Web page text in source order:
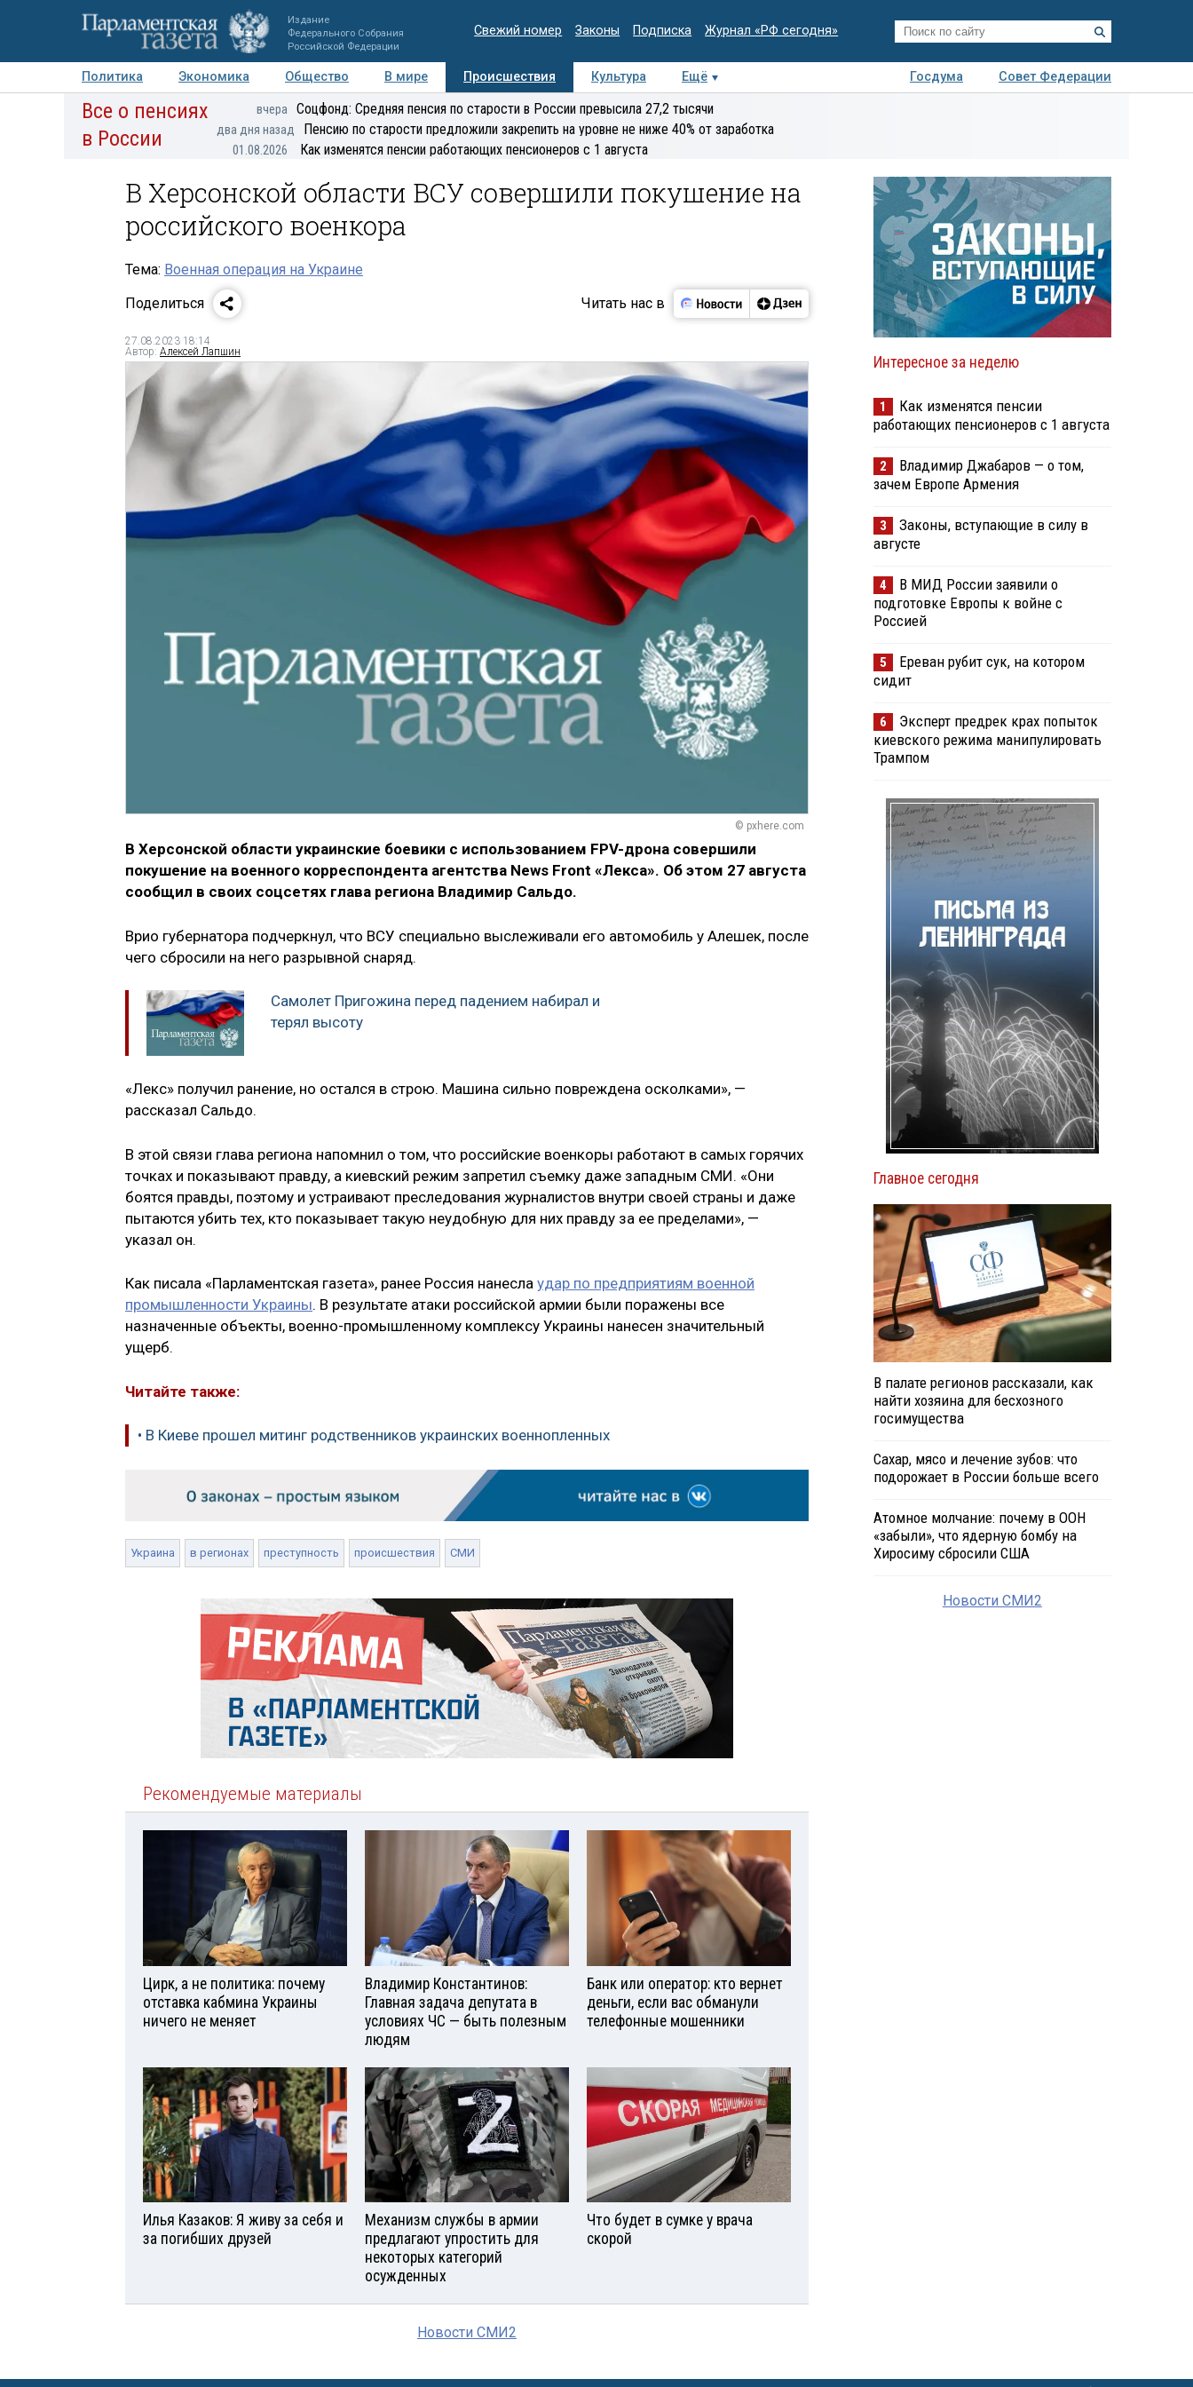
Издание
Федерального Собрания
Российской Федерации
Свежий номер Законы Подписка Журнал «РФ сегодня»
Политика Экономика Общество В мире Происшествия Культура Ещё Госдума
Совет Федерации
Авторы Персоны Мнения Регионы Медиацентр Интервью Колумнисты
экспертиза
Все о пенсиях
в России
вчера Соцфонд: Средняя пенсия по старости в России превысила 27,2 тысячи
два дня назад Пенсию по старости предложили закрепить на уровне не ниже 40% от заработка
01.08.2026 Как изменятся пенсии работающих пенсионеров с 1 августа
В Херсонской области ВСУ совершили покушение на
российского военкора
Тема: Военная операция на Украине
Поделиться
Читать нас в
27.08.2023 18:14
Автор: Алексей Лапшин
© pxhere.com
В Херсонской области украинские боевики с использованием FPV-дрона совершили
покушение на военного корреспондента агентства News Front «Лекса». Об этом 27 августа
сообщил в своих соцсетях глава региона Владимир Сальдо.
Врио губернатора подчеркнул, что ВСУ специально выслеживали его автомобиль у Алешек, после
чего сбросили на него разрывной снаряд.
Самолет Пригожина перед падением набирал и
терял высоту
«Лекс» получил ранение, но остался в строю. Машина сильно повреждена осколками», —
рассказал Сальдо.
В этой связи глава региона напомнил о том, что российские военкоры работают в самых горячих
точках и показывают правду, а киевский режим запретил съемку даже западным СМИ. «Они
боятся правды, поэтому и устраивают преследования журналистов внутри своей страны и даже
пытаются убить тех, кто показывает такую неудобную для них правду за ее пределами», —
указал он.
Как писала «Парламентская газета», ранее Россия нанесла удар по предприятиям военной
промышленности Украины. В результате атаки российской армии были поражены все
назначенные объекты, военно-промышленному комплексу Украины нанесен значительный
ущерб.
Читайте также:
• В Киеве прошел митинг родственников украинских военнопленных
Украина в регионах преступность происшествия СМИ
Рекомендуемые материалы
Цирк, а не политика: почему
отставка кабмина Украины
ничего не меняет
Владимир Константинов:
Главная задача депутата в
условиях ЧС — быть полезным
людям
Банк или оператор: кто вернет
деньги, если вас обманули
телефонные мошенники
Илья Казаков: Я живу за себя и
за погибших друзей
Механизм службы в армии
предлагают упростить для
некоторых категорий
осужденных
Что будет в сумке у врача
скорой
Новости СМИ2
Интересное за неделю
1
Как изменятся пенсии
работающих пенсионеров с 1 августа
2
Владимир Джабаров — о том,
зачем Европе Армения
3
Законы, вступающие в силу в
августе
4
В МИД России заявили о
подготовке Европы к войне с
Россией
5
Ереван рубит сук, на котором
сидит
6
Эксперт предрек крах попыток
киевского режима манипулировать
Трампом
Главное сегодня
В палате регионов рассказали, как
найти хозяина для бесхозного
госимущества
Сахар, мясо и лечение зубов: что
подорожает в России больше всего
Атомное молчание: почему в ООН
«забыли», что ядерную бомбу на
Хиросиму сбросили США
Новости СМИ2